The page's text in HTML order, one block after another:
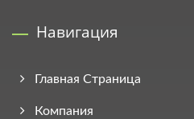
Навигация
Главная Страница
Компания